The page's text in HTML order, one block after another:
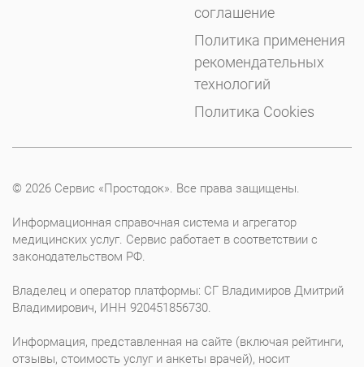
соглашение
Политика применения
рекомендательных
технологий
Политика Cookies
© 2026 Сервис «Простодок». Все права защищены.
Информационная справочная система и агрегатор
медицинских услуг. Сервис работает в соответствии с
законодательством РФ.
Владелец и оператор платформы: СГ Владимиров Дмитрий
Владимирович, ИНН 920451856730.
Информация, представленная на сайте (включая рейтинги,
отзывы, стоимость услуг и анкеты врачей), носит